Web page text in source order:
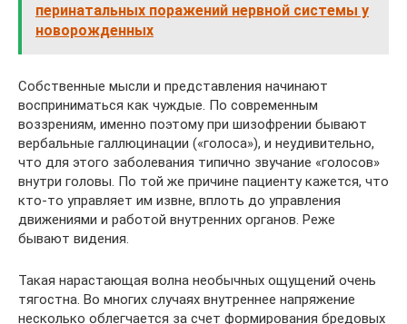
перинатальных поражений нервной системы у
новорожденных
Собственные мысли и представления начинают
восприниматься как чуждые. По современным
воззрениям, именно поэтому при шизофрении бывают
вербальные галлюцинации («голоса»), и неудивительно,
что для этого заболевания типично звучание «голосов»
внутри головы. По той же причине пациенту кажется, что
кто-то управляет им извне, вплоть до управления
движениями и работой внутренних органов. Реже
бывают видения.
Такая нарастающая волна необычных ощущений очень
тягостна. Во многих случаях внутреннее напряжение
несколько облегчается за счет формирования бредовых